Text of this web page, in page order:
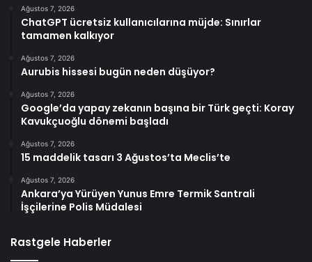
Ağustos 7, 2026
ChatGPT ücretsiz kullanıcılarına müjde: Sınırlar
tamamen kalkıyor
Ağustos 7, 2026
Aurubis hissesi bugün neden düşüyor?
Ağustos 7, 2026
Google’da yapay zekanın başına bir Türk geçti: Koray
Kavukçuoğlu dönemi başladı
Ağustos 7, 2026
15 maddelik tasarı 3 Ağustos’ta Meclis’te
Ağustos 7, 2026
Ankara’ya Yürüyen Yunus Emre Termik Santrali
İşçilerine Polis Müdalesi
Rastgele Haberler